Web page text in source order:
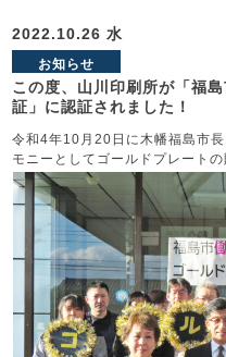
2022.10.26 水
お知らせ
この度、山川印刷所が「福
証」に認証されました！
令和4年10月20日に木幡福島市
モニーとしてゴールドプレート